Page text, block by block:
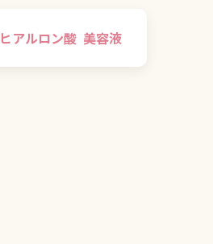
ヒアルロン酸 美容液